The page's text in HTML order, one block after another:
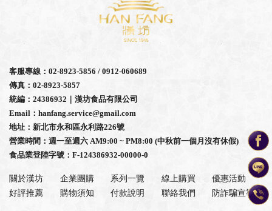
客服專線：02-8923-5856 / 0912-060689
傳真：02-8923-5857
統編：24386932｜漢坊食品有限公司
Email：hanfang.service@gmail.com
地址：新北市永和區永利路226號
營業時間：週一至週六 AM9:00 ~ PM8:00 (中秋前一個月沒有休假)
食品業登陸字號：F-124386932-00000-0
關於漢坊 企業團購 系列一覽 線上購買
優惠活動
好評推薦
購物須知 付款說明 聯絡我們 防詐騙宣導